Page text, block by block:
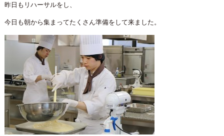
昨日もリハーサルをし、
今日も朝から集まってたくさん準備をして来ました。